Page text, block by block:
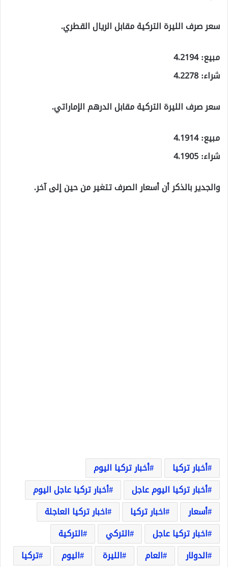
سعر صرف الليرة التركية مقابل الريال القطري.
مبيع: 4.2194
شراء: 4.2278
سعر صرف الليرة التركية مقابل الدرهم الإماراتي.
مبيع: 4.1914
شراء: 4.1905
والجدير بالذكر أن أسعار الصرف تتغير من حين إلى آخر.
أخبار تركيا
أخبار تركيا اليوم
أخبار تركيا اليوم عاجل
أخبار تركيا عاجل اليوم
أسعار
اخبار تركيا
اخبار تركيا العاجلة
اخبار تركيا عاجل
التركي
التركية
الدولار
العام الليرة اليوم
تركيا